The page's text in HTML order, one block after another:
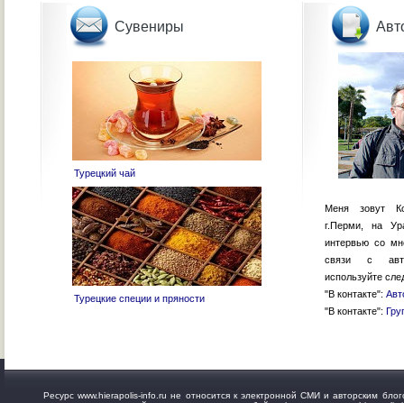
Сувениры
Турецкий чай
Турецкие специи и пряности
Меня зовут
г.Перми, на
интервью со
связи с
используйте
"В контакте":
"В контакте":
Ресурс www.hierapolis-info.ru не относится к электронной СМИ и авторским